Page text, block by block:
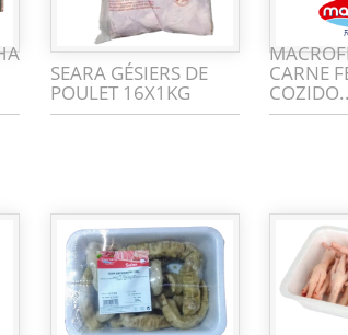
SEARA GÉSIERS DE
POULET 16X1KG
CARNE